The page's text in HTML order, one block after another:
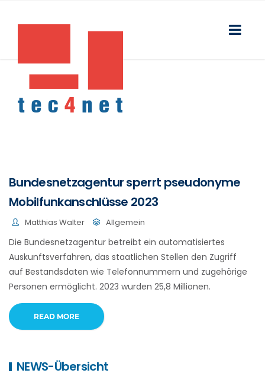
Bundesnetzagentur sperrt pseudonyme
Mobilfunkanschlüsse 2023
Matthias Walter Allgemein
Die Bundesnetzagentur betreibt ein automatisiertes
Auskunftsverfahren, das staatlichen Stellen den Zugriff
auf Bestandsdaten wie Telefonnummern und zugehörige
Personen ermöglicht. 2023 wurden 25,8 Millionen.
READ MORE
NEWS-Übersicht